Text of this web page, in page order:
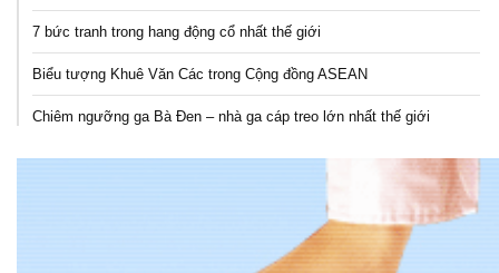
7 bức tranh trong hang động cổ nhất thế giới
Biểu tượng Khuê Văn Các trong Cộng đồng ASEAN
Chiêm ngưỡng ga Bà Đen – nhà ga cáp treo lớn nhất thế giới